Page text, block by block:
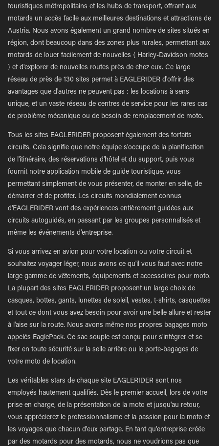
touristiques métropolitains et les hubs de transport, offrant aux
motards un accès facile aux meilleures destinations et attractions de
Austria. Nous avons également un grand nombre de sites situés en
région, dont beaucoup dans des zones plus rurales, permettant aux
motards de louer facilement de nouvelles { Harley-Davidson motos
} et d'explorer de nouvelles routes près de chez eux. Ce large
réseau de près de 130 sites permet à EAGLERIDER d'offrir des
avantages que d'autres ne peuvent pas : les locations à sens
unique, et un vaste réseau de centres de service pour les rares cas
de problème mécanique ou de besoin de remplacement de moto.
Tous les sites EAGLERIDER proposent également des forfaits
circuits. Cela signifie que notre équipe s'occupe de la planification
de l'itinéraire, des réservations d'hôtel et du support, puis vous
fournit notre application mobile de guide touristique, vous
permettant simplement de vous présenter, de monter en selle, de
démarrer et de profiter. Les circuits mondialement connus
d'EAGLERIDER vont des expériences entièrement guidées aux
circuits autoguidés, en passant par les groupes personnalisés et
même les événements d'entreprise.
Si vous arrivez en avion pour votre location ou votre circuit et
souhaitez voyager léger, nous avons ce qu'il vous faut avec notre
large gamme de vêtements, équipements et accessoires pour moto.
La plupart des sites EAGLERIDER proposent un large choix de
casques, bottes, gants, lunettes de soleil, vestes, t-shirts, casquettes
et tout ce dont vous avez besoin pour avoir une belle allure et rester
à l'aise sur la route. Nous avons même nos propres bagages moto
appelés EaglePack. Ce sac souple est conçu pour s'intégrer et se
fixer en toute sécurité sur la selle arrière ou le porte-bagages de
votre moto de location.
Les véritables stars de chaque site EAGLERIDER sont nos
employés hautement qualifiés. Dès le premier accueil, lors de votre
prise en charge, de la présentation de la moto et jusqu'au retour,
vous apprécierez le professionnalisme et la passion pour la moto et
les voyages que chacun d'eux partage. En tant qu'entreprise créée
par des motards pour des motards, nous ne voudrions pas que